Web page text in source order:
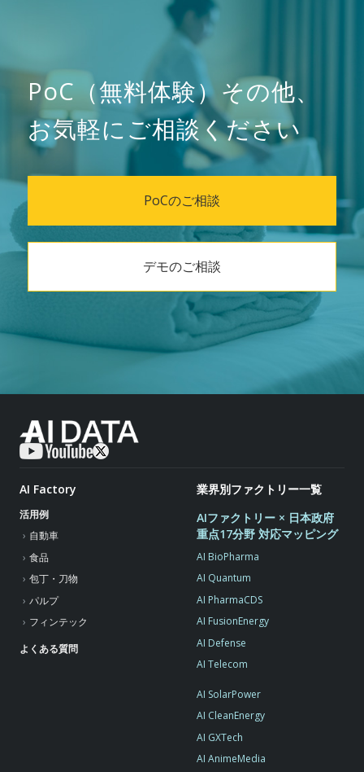
PoC（無料体験）その他、
お気軽にご相談ください
PoCのご相談
デモのご相談
AI Factory
活用例
自動車
食品
包丁・刀物
パルプ
フィンテック
よくある質問
業界別ファクトリー一覧
AIファクトリー × 日本政府
重点17分野 対応マッピング
AI BioPharma
AI Quantum
AI PharmaCDS
AI FusionEnergy
AI Defense
AI Telecom
AI SolarPower
AI CleanEnergy
AI GXTech
AI AnimeMedia